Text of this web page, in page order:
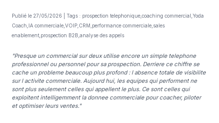
Publié le 27/05/2026 | Tags : prospection telephonique,coaching commercial,Yoda
Coach,IA commerciale,VOIP,CRM,performance commerciale,sales
enablement,prospection B2B,analyse des appels
"Presque un commercial sur deux utilise encore un simple telephone
professionnel ou personnel pour sa prospection. Derriere ce chiffre se
cache un probleme beaucoup plus profond : l absence totale de visibilite
sur l activite commerciale. Aujourd hui, les equipes qui performent ne
sont plus seulement celles qui appellent le plus. Ce sont celles qui
exploitent intelligemment la donnee commerciale pour coacher, piloter
et optimiser leurs ventes."